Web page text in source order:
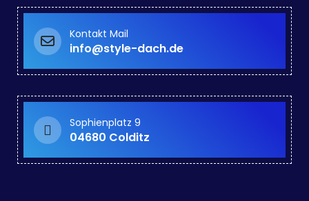
Kontakt Mail
info@style-dach.de
Sophienplatz 9
04680 Colditz